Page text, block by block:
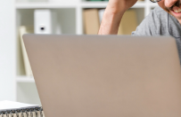
Contacto